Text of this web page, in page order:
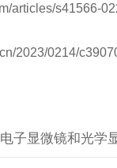
articles/s41566-
2023/0214/
子显微镜和光学